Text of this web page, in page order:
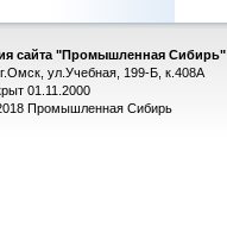
сайта "Промышленная Сибирь"
ул.Учебная, 199-Б, к.408А
01.11.2000
Промышленная Сибирь